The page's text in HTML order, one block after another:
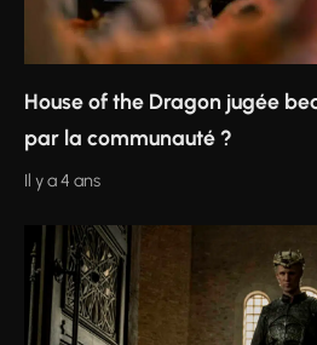
House of the Dragon jugée
par la communauté ?
Il y a 4 ans